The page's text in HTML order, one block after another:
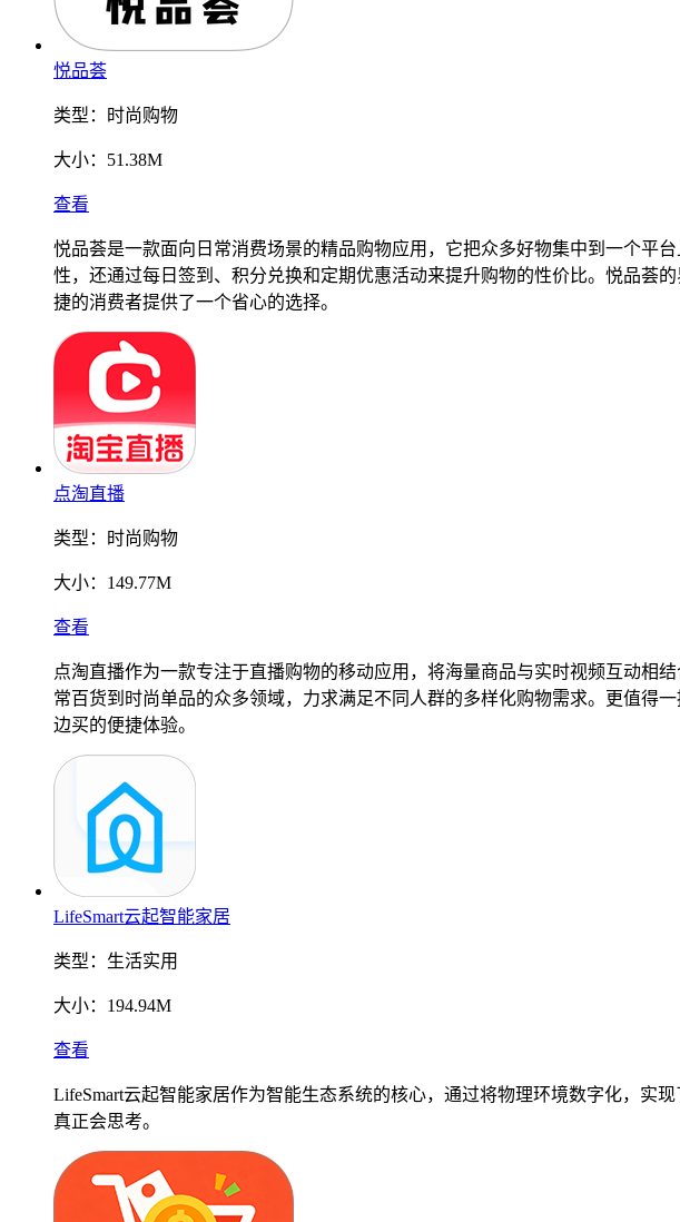
悦品荟
类型： 时尚购物
大小： 51.38M
查看
悦品荟是一款面向日常消费场景的精品购物应用，它把众多好物集中到一个平
性，还通过每日签到、积分兑换和定期优惠活动来提升购物的性价比。悦品荟
捷的消费者提供了一个省心的选择。
点淘直播
类型： 时尚购物
大小： 149.77M
查看
点淘直播作为一款专注于直播购物的移动应用，将海量商品与实时视频互动相
常百货到时尚单品的众多领域，力求满足不同人群的多样化购物需求。更值得
边买的便捷体验。
LifeSmart云起智能家居
类型： 生活实用
大小： 194.94M
查看
LifeSmart云起智能家居作为智能生态系统的核心，通过将物理环境数字化，实
真正会思考。